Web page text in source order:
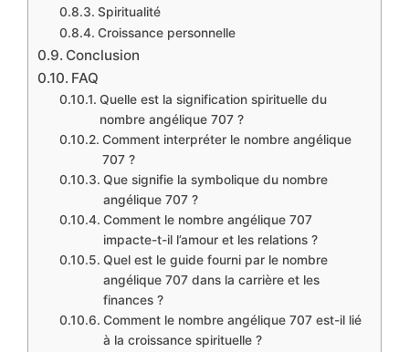
Spiritualité
Croissance personnelle
Conclusion
FAQ
Quelle est la signification spirituelle du
nombre angélique 707 ?
Comment interpréter le nombre angélique
707 ?
Que signifie la symbolique du nombre
angélique 707 ?
Comment le nombre angélique 707
impacte-t-il l’amour et les relations ?
Quel est le guide fourni par le nombre
angélique 707 dans la carrière et les
finances ?
Comment le nombre angélique 707 est-il lié
à la croissance spirituelle ?